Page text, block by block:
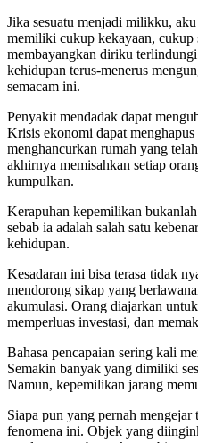
Jika sesuatu menjadi milikku,
memiliki cukup kekayaan, cukup
membayangkan diriku
kehidupan terus-menerus
semacam ini.
Penyakit mendadak dapat
Krisis ekonomi dapat
menghancurkan rumah yang
akhirnya memisahkan setiap
kumpulkan.
Kerapuhan kepemilikan
sebab ia adalah salah satu
kehidupan.
Kesadaran ini bisa terasa tidak
mendorong sikap yang
akumulasi. Orang diajarkan
memperluas investasi, dan
Bahasa pencapaian sering kali
Semakin banyak yang dimiliki
Namun, kepemilikan jarang
Siapa pun yang pernah mengejar
fenomena ini. Objek yang